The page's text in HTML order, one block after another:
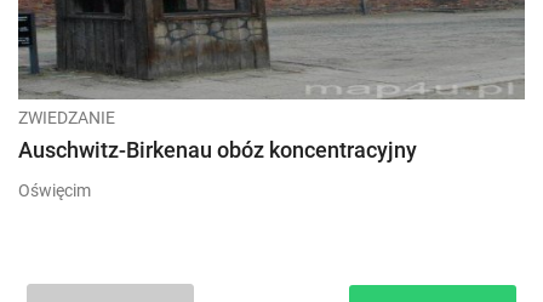
ZWIEDZANIE
Auschwitz-Birkenau obóz koncentracyjny
Oświęcim